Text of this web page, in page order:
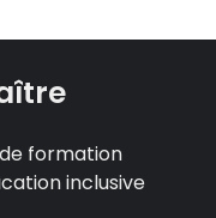
formation
inclusive